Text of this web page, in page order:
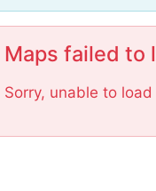
Maps failed to
Sorry, unable to